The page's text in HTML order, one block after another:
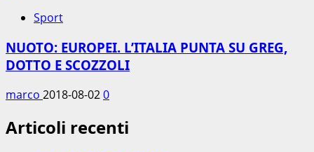
Sport
NUOTO: EUROPEI. L’ITALIA PUNTA SU GREG,
DOTTO E SCOZZOLI
marco 2018-08-020
Articoli recenti